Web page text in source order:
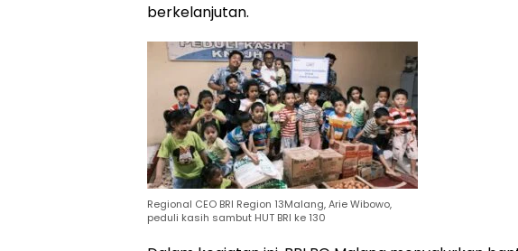
berkelanjutan.
Regional CEO BRI Region 13Malang, Arie Wibowo,
peduli kasih sambut HUT BRI ke 130